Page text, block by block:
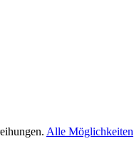
Alle Möglichkeiten